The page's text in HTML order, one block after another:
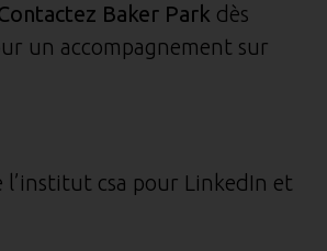
Baker Park dès
un accompagnement sur
l’institut csa pour LinkedIn et